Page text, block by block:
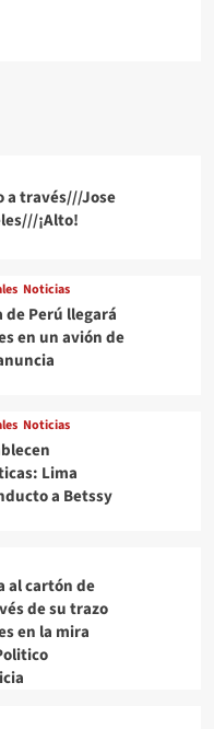
a través///Jose
¡Alto!
Noticias
Perú llegará
en un avión de
Noticias
Lima
a Betssy
al cartón de
de su trazo
en la mira